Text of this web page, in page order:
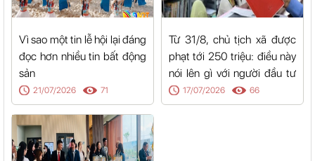
Vì sao một tin lễ hội lại đáng
đọc hơn nhiều tin bất động
sản
21/07/2026 71
Từ 31/8, chủ tịch xã được
phạt tới 250 triệu: điều này
nói lên gì với người đầu tư
đất?17/07/2026 66